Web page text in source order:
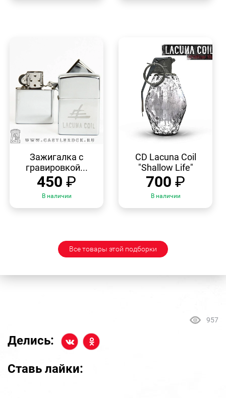
ПРОСМОТР
Зажигалка с
гравировкой...
450 ₽
В наличии
ПРОСМОТР
CD Lacuna Coil
"Shallow Life"
700 ₽
В наличии
Все товары этой подборки
957
Делись:
Ставь лайки: